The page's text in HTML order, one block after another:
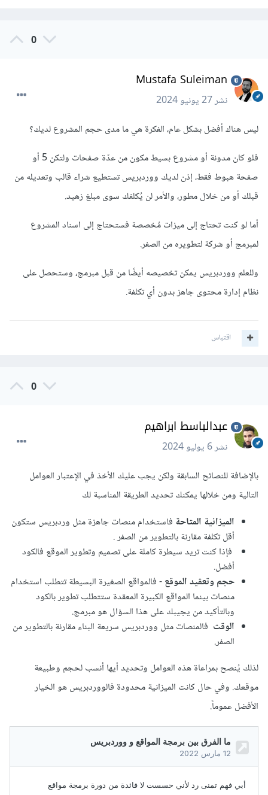
0
Mustafa Suleiman
نشر27 يونيو 2024
ليس هناك أفضل بشكل عام، الفكرة هي ما مدى حجم المشروع لديك؟
فلو كان مدونة أو مشروع بسيط مكون من عدّة صفحات ولتكن 5 أو
صفحة هبوط فقط، إذن لديك ووردبريس تستطيع شراء قالب وتعديله من
قبلك أو من خلال مطور، والأمر لن يُكلفك سوى مبلغ زهيد.
أما لو كنت تحتاج إلى ميزات مُخصصة فستحتاج إلى اسناد المشروع
لمبرمج أو شركة لتطويره من الصفر.
وللعلم ووردبريس يمكن تخصيصه أيضًا من قبل مبرمج، وستحصل على
نظام إدارة محتوى جاهز بدون أي تكلفة.
اقتباس
0
عبدالباسط ابراهيم
نشر6 يوليو 2024
بالإضافة للنصائح السابقة ولكن يجب عليك الأخذ في الإعتبار العوامل
التالية ومن خلالها يمكنك تحديد الطريقة المناسبة لك
الميزانية المتاحةفاستخدام منصات جاهزة مثل وردبريس ستكون
أقل تكلفة مقارنة بالتطوير من الصفر .
فإذا كنت تريد سيطرة كاملة على تصميم وتطوير الموقع فالكود
أفضل.
حجم وتعقيد الموقع- فالمواقع الصغيرة البسيطة تتطلب استخدام
منصات بينما المواقع الكبيرة المعقدة ستتطلب تطوير بالكود
وبالتأكيد من يجيبك على هذا السؤال هو مبرمج.
الوقت فالمنصات مثل ووردبريس سريعة البناء مقارنة بالتطوير من
الصفر.
لذلك يُنصح بمراعاة هذه العوامل وتحديد أيها أنسب لحجم وطبيعة
موقعك. وفي حال كانت الميزانية محدودة فالووردبريس هو الخيار
الأفضل عموماً.